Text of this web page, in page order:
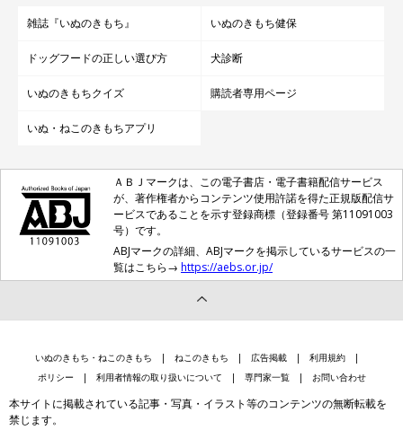
雑誌『いぬのきもち』 いぬのきもち健保
ドッグフードの正しい選び方 犬診断
いぬのきもちクイズ 購読者専用ページ
いぬ・ねこのきもちアプリ
ＡＢＪマークは、この電子書店・電子書籍配信サービス
が、著作権者からコンテンツ使用許諾を得た正規版配信サ
ービスであることを示す登録商標（登録番号 第11091003
号）です。
ABJマークの詳細、ABJマークを掲示しているサービスの一
覧はこちら→ https://aebs.or.jp/
いぬのきもち・ねこのきもち ねこのきもち 広告掲載
利用規約
ポリシー
利用者情報の取り扱いについて 専門家一覧 お問い合わせ
本サイトに掲載されている記事・写真・イラスト等のコンテンツの無断転載を
禁じます。